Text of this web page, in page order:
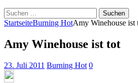
Suchen
nach:
StartseiteBurning HotAmy Winehouse ist
Amy Winehouse ist tot
23. Juli 2011 Burning Hot 0